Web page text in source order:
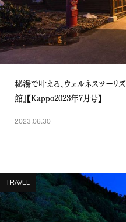
秘湯で叶える、ウェルネスツー
館』【Kappo2023年7月号】
2023.06.30
TRAVEL